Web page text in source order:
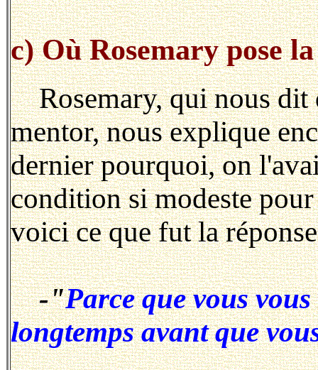
c) Où Rosemary pose
Rosemary, qui nous dit
mentor, nous explique
dernier pourquoi, on
condition si modeste
voici ce que fut la
-"Parce que vous
longtemps avant que